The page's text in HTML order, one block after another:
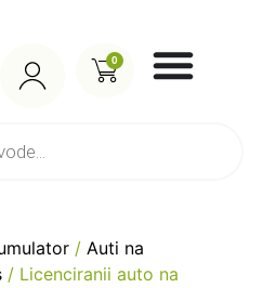
0
/ Auti na
/ Licenciranii auto na